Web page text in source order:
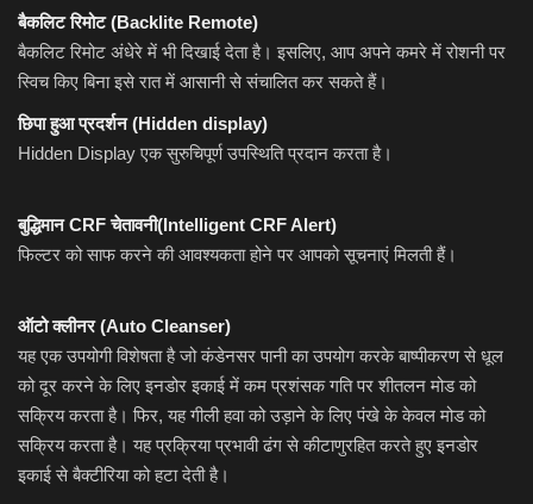
बैकलिट रिमोट (Backlite Remote)
बैकलिट रिमोट अंधेरे में भी दिखाई देता है। इसलिए, आप अपने कमरे में रोशनी पर
स्विच किए बिना इसे रात में आसानी से संचालित कर सकते हैं।
छिपा हुआ प्रदर्शन (Hidden display)
Hidden Display एक सुरुचिपूर्ण उपस्थिति प्रदान करता है।
बुद्धिमान CRF चेतावनी(Intelligent CRF Alert)
फिल्टर को साफ करने की आवश्यकता होने पर आपको सूचनाएं मिलती हैं।
ऑटो क्लीनर (Auto Cleanser)
यह एक उपयोगी विशेषता है जो कंडेनसर पानी का उपयोग करके बाष्पीकरण से धूल
को दूर करने के लिए इनडोर इकाई में कम प्रशंसक गति पर शीतलन मोड को
सक्रिय करता है। फिर, यह गीली हवा को उड़ाने के लिए पंखे के केवल मोड को
सक्रिय करता है। यह प्रक्रिया प्रभावी ढंग से कीटाणुरहित करते हुए इनडोर
इकाई से बैक्टीरिया को हटा देती है।